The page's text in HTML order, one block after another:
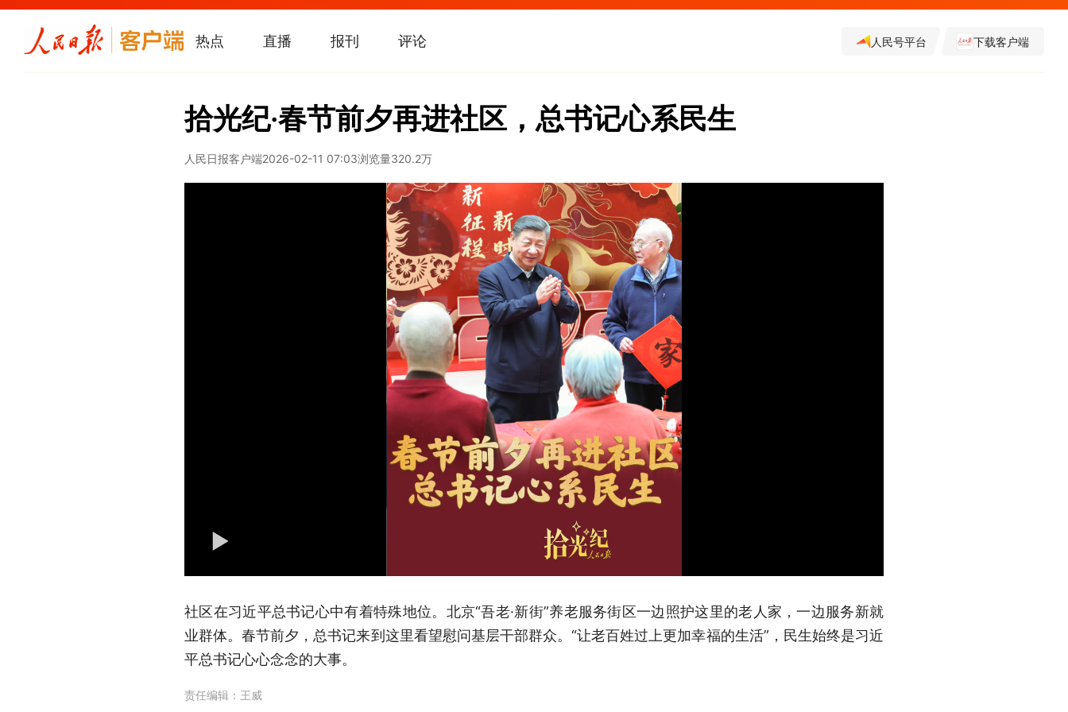
热点 直播 报刊 评论 人民号平台 下载客户端
拾光纪·春节前夕再进社区，总书记心系民生
人民日报客户端2026-02-11 07:03浏览量320.2万
社区在习近平总书记心中有着特殊地位。北京“吾老·新街”养老服务街区一边照护这里的老人家，一边服务新就
业群体。春节前夕，总书记来到这里看望慰问基层干部群众。“让老百姓过上更加幸福的生活”，民生始终是习近
平总书记心心念念的大事。
责任编辑： 王威